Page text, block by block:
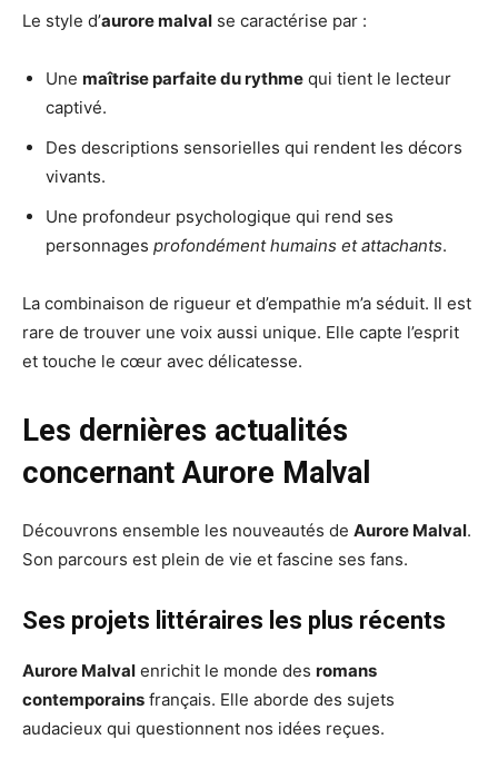
Le style d’aurore malval se caractérise par :
Une maîtrise parfaite du rythme qui tient le lecteur
captivé.
Des descriptions sensorielles qui rendent les décors
vivants.
Une profondeur psychologique qui rend ses
personnages profondément humains et attachants.
La combinaison de rigueur et d’empathie m’a séduit. Il est
rare de trouver une voix aussi unique. Elle capte l’esprit
et touche le cœur avec délicatesse.
Les dernières actualités
concernant Aurore Malval
Découvrons ensemble les nouveautés de Aurore Malval.
Son parcours est plein de vie et fascine ses fans.
Ses projets littéraires les plus récents
Aurore Malval enrichit le monde des romans
contemporains français. Elle aborde des sujets
audacieux qui questionnent nos idées reçues.